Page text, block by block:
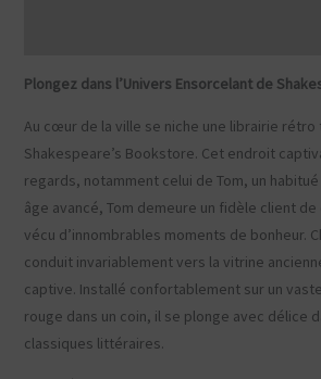
Plongez dans l’Univers Ensorcelant de
Au cœur de la ville se niche une librairie
Shakespeare’s Bookstore. Cet endroit
regards, notamment celui de Tom, un
âge avancé, Tom demeure un fidèle client
vécu d’innombrables moments de bonheur.
conduit invariablement vers la vitrine
captive. Installé confortablement sur un
rouge dans un coin, il se plonge avec délice
classiques littéraires.